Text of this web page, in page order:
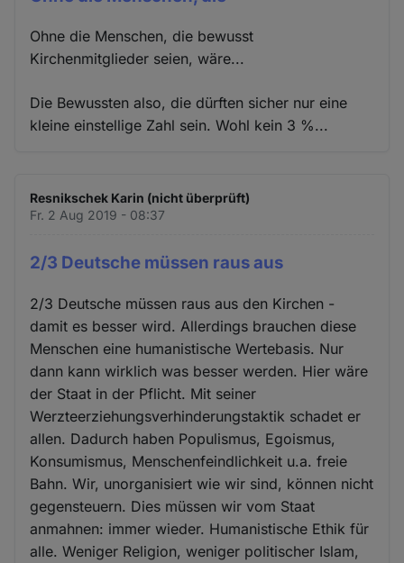
Ohne die Menschen, die bewusst
Kirchenmitglieder seien, wäre...
Die Bewussten also, die dürften sicher nur eine
kleine einstellige Zahl sein. Wohl kein 3 %...
Resnikschek Karin (nicht überprüft)
Fr. 2 Aug 2019 - 08:37
2/3 Deutsche müssen raus aus
2/3 Deutsche müssen raus aus den Kirchen -
damit es besser wird. Allerdings brauchen diese
Menschen eine humanistische Wertebasis. Nur
dann kann wirklich was besser werden. Hier wäre
der Staat in der Pflicht. Mit seiner
Werzteerziehungsverhinderungstaktik schadet er
allen. Dadurch haben Populismus, Egoismus,
Konsumismus, Menschenfeindlichkeit u.a. freie
Bahn. Wir, unorganisiert wie wir sind, können nicht
gegensteuern. Dies müssen wir vom Staat
anmahnen: immer wieder. Humanistische Ethik für
alle. Weniger Religion, weniger politischer Islam,